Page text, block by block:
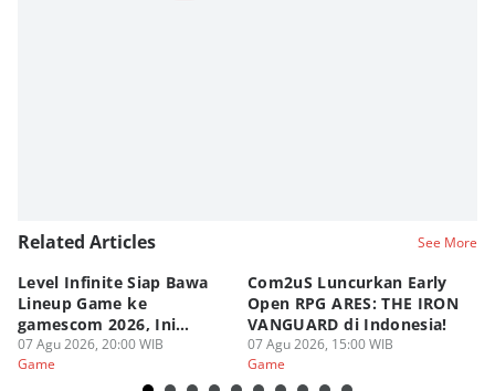
Related Articles See More
Level Infinite Siap Bawa
Lineup Game ke
gamescom 2026, Ini
Judulnya!
07 Agu 2026, 20:00 WIB
Game
Com2uS Luncurkan Early
Open RPG ARES: THE IRON
VANGUARD di Indonesia!
07 Agu 2026, 15:00 WIB
Game